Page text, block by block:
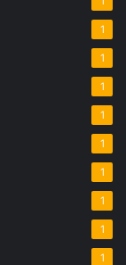
1
1
1
1
1
1
1
1
1